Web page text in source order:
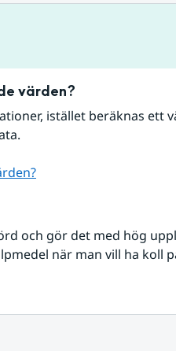
värden?
istället beräknas ett
och gör det med hög
när man vill ha koll